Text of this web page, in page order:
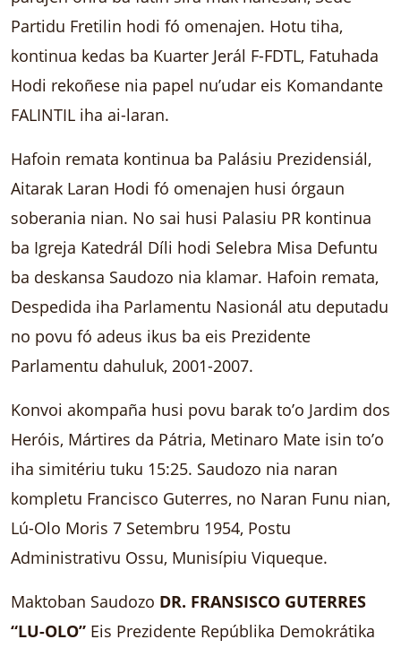
Partidu Fretilin hodi fó omenajen. Hotu tiha,
kontinua kedas ba Kuarter Jerál F-FDTL, Fatuhada
Hodi rekoñese nia papel nu’udar eis Komandante
FALINTIL iha ai-laran.
Hafoin remata kontinua ba Palásiu Prezidensiál,
Aitarak Laran Hodi fó omenajen husi órgaun
soberania nian. No sai husi Palasiu PR kontinua
ba Igreja Katedrál Díli hodi Selebra Misa Defuntu
ba deskansa Saudozo nia klamar. Hafoin remata,
Despedida iha Parlamentu Nasionál atu deputadu
no povu fó adeus ikus ba eis Prezidente
Parlamentu dahuluk, 2001-2007.
Konvoi akompaña husi povu barak to’o Jardim dos
Heróis, Mártires da Pátria, Metinaro Mate isin to’o
iha simitériu tuku 15:25. Saudozo nia naran
kompletu Francisco Guterres, no Naran Funu nian,
Lú-Olo Moris 7 Setembru 1954, Postu
Administrativu Ossu, Munisípiu Viqueque.
Maktoban Saudozo DR. FRANSISCO GUTERRES
“LU-OLO” Eis Prezidente Repúblika Demokrátika